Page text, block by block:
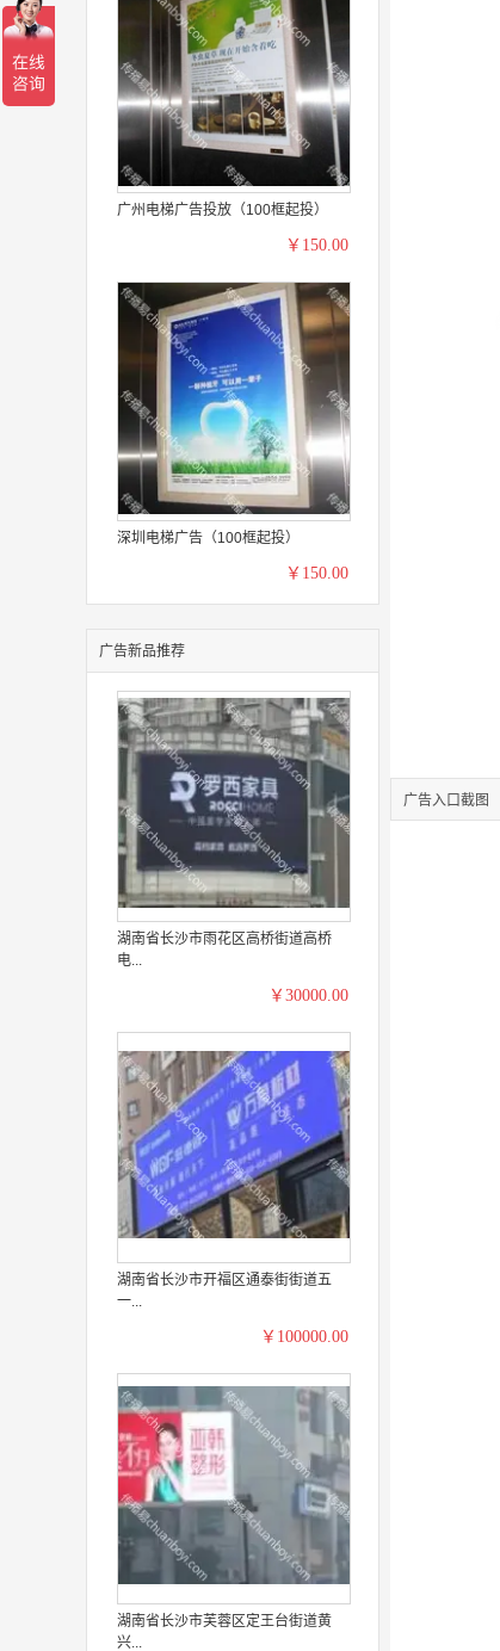
广州电梯广告投放（100框起投）
￥150.00
深圳电梯广告（100框起投）
￥150.00
广告新品推荐
湖南省长沙市雨花区高桥街道高桥
电...
￥30000.00
湖南省长沙市开福区通泰街街道五
一...
￥100000.00
湖南省长沙市芙蓉区定王台街道黄
兴...
广告入口截图